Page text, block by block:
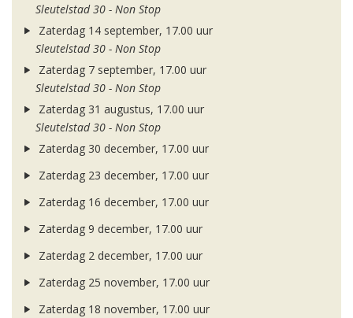
Sleutelstad 30 - Non Stop
Zaterdag 14 september, 17.00 uur
Sleutelstad 30 - Non Stop
Zaterdag 7 september, 17.00 uur
Sleutelstad 30 - Non Stop
Zaterdag 31 augustus, 17.00 uur
Sleutelstad 30 - Non Stop
Zaterdag 30 december, 17.00 uur
Zaterdag 23 december, 17.00 uur
Zaterdag 16 december, 17.00 uur
Zaterdag 9 december, 17.00 uur
Zaterdag 2 december, 17.00 uur
Zaterdag 25 november, 17.00 uur
Zaterdag 18 november, 17.00 uur